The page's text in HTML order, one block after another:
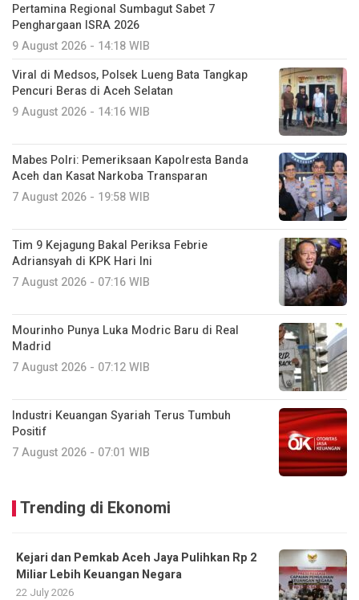
Pertamina Regional Sumbagut Sabet 7
Penghargaan ISRA 2026
9 August 2026 - 14:18 WIB
Viral di Medsos, Polsek Lueng Bata Tangkap
Pencuri Beras di Aceh Selatan
9 August 2026 - 14:16 WIB
Mabes Polri: Pemeriksaan Kapolresta Banda
Aceh dan Kasat Narkoba Transparan
7 August 2026 - 19:58 WIB
Tim 9 Kejagung Bakal Periksa Febrie
Adriansyah di KPK Hari Ini
7 August 2026 - 07:16 WIB
Mourinho Punya Luka Modric Baru di Real
Madrid
7 August 2026 - 07:12 WIB
Industri Keuangan Syariah Terus Tumbuh
Positif
7 August 2026 - 07:01 WIB
Trending di Ekonomi
Kejari dan Pemkab Aceh Jaya Pulihkan Rp 2
Miliar Lebih Keuangan Negara
22 July 2026